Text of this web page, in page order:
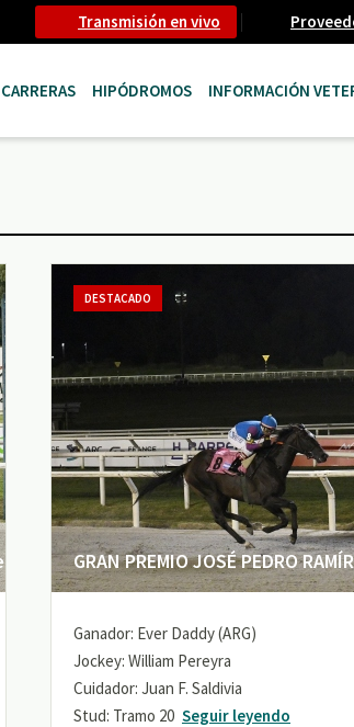
Transmisión en vivo
CARRERAS HIPÓDROMOS INFORMACIÓN
GRAN PREMIO JOSÉ PEDRO
DESTACADO
Ganador: Ever Daddy (ARG)
Jockey: William Pereyra
Cuidador: Juan F. Saldivia
Stud: Tramo 20 Seguir leyendo